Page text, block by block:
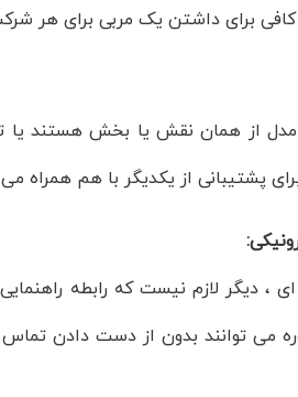
برای داشتن یک مربی برای هر
مدل از همان نقش یا بخش هستند
پشتیبانی از یکدیگر با هم
، دیگر لازم نیست که رابطه
می توانند بدون از دست دادن